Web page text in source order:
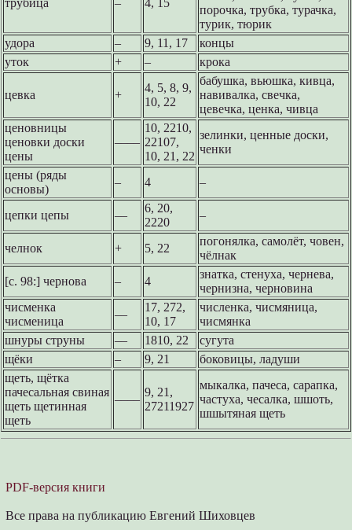
трубица – 4, 15
порочка, трубка, турачка,
турик, тюрик
удора
– 9, 11, 17
концы
уток
+ – крока
цевка +
4, 5, 8, 9,
10, 22
бабушка, вьюшка, кивца,
навивалка, свечка,
цевечка, ценка, чивца
ценовницы
ценовки доски
цены
––––
10, 2210,
22107,
10, 21, 22
зелинки, ценные доски,
ченки
цены (ряды
основы)
– 4 –
цепки цепы ––
6, 20,
2220
–
челнок + 5, 22
погонялка, самолёт, човен,
чёлнак
[с. 98:] чернова
– 4
знатка, стенуха, чернева,
чернизна, черновина
чисменка
чисменица
––
17, 272,
10, 17
численка, чисмяница,
чисмянка
шнуры струны
–– 1810, 22
сугута
щёки
– 9, 21
боковицы, ладуши
щеть, щётка
пачесальная свиная
щеть щетинная
щеть
––––
9, 21,
27211927
мыкалка, пачеса, сарапка,
частуха, чесалка, шшоть,
шшытяная щеть
PDF-версия книги
Все права на публикацию Евгений Шиховцев